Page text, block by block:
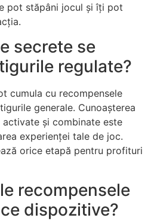
pot stăpâni jocul și îți pot
secrete se
regulate?
cumula cu recompensele
generale. Cunoașterea
și combinate este
experienței tale de joc.
orice etapă pentru profituri
recompensele
dispozitive?